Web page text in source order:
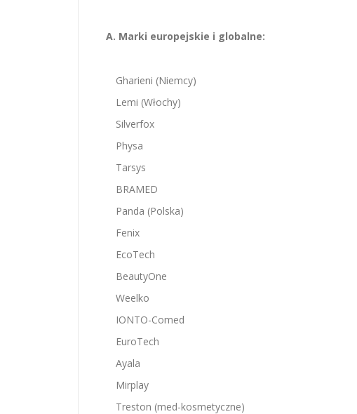
A. Marki europejskie i globalne:
Gharieni (Niemcy)
Lemi (Włochy)
Silverfox
Physa
Tarsys
BRAMED
Panda (Polska)
Fenix
EcoTech
BeautyOne
Weelko
IONTO-Comed
EuroTech
Ayala
Mirplay
Treston (med-kosmetyczne)